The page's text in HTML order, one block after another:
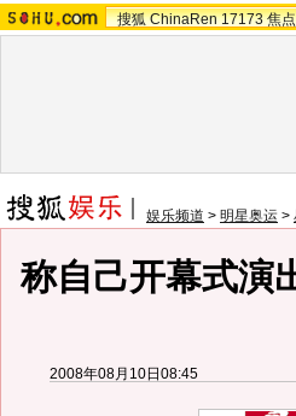
搜狐 ChinaRen 17173 焦
娱乐频道 > 明星奥运 >
称自己开幕式演
2008年08月10日08:45